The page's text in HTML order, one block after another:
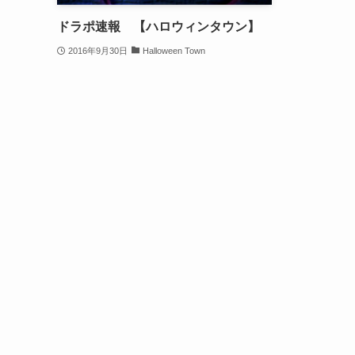
ドラポ速報 【ハロウィンタウン】
2016年9月30日 Halloween Town